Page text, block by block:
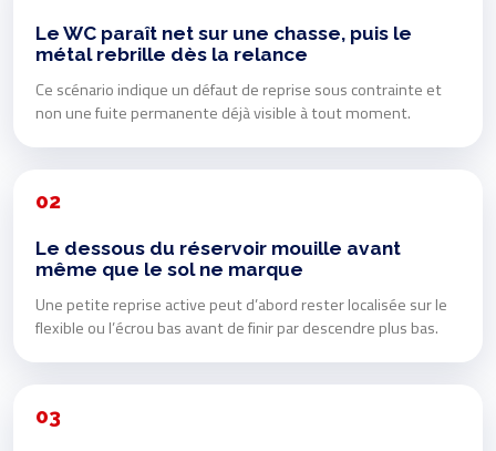
Le WC paraît net sur une chasse, puis le
métal rebrille dès la relance
Ce scénario indique un défaut de reprise sous contrainte et
non une fuite permanente déjà visible à tout moment.
02
Le dessous du réservoir mouille avant
même que le sol ne marque
Une petite reprise active peut d’abord rester localisée sur le
flexible ou l’écrou bas avant de finir par descendre plus bas.
03